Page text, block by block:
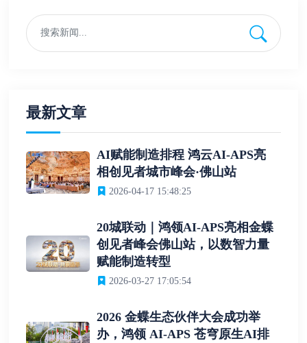
最新文章
AI赋能制造排程 鸿云AI-APS亮
相创见者城市峰会·佛山站
2026-04-17 15:48:25
20城联动｜鸿领AI-APS亮相金蝶
创见者峰会佛山站，以数智力量
赋能制造转型
2026-03-27 17:05:54
2026 金蝶生态伙伴大会成功举
办，鸿领 AI-APS 苍穹原生AI排